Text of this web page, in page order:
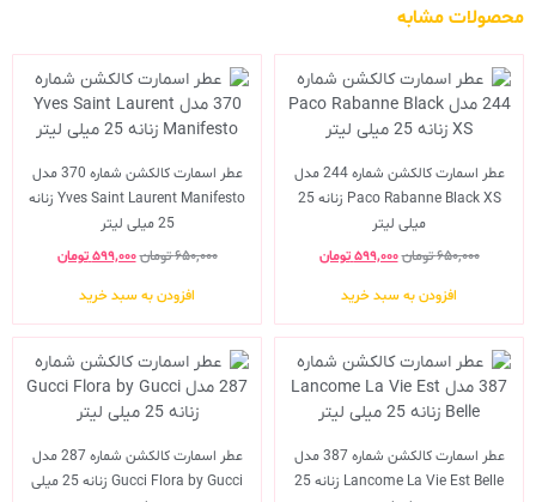
محصولات مشابه
عطر اسمارت کالکشن شماره 244 مدل
Paco Rabanne Black XS زنانه 25
میلی لیتر
۶۵۰,۰۰۰تومان۵۹۹,۰۰۰ تومان
افزودن به سبد خرید
عطر اسمارت کالکشن شماره 370 مدل
Yves Saint Laurent Manifesto زنانه
25 میلی لیتر
۶۵۰,۰۰۰تومان۵۹۹,۰۰۰ تومان
افزودن به سبد خرید
عطر اسمارت کالکشن شماره 387 مدل
Lancome La Vie Est Belle زنانه 25
عطر اسمارت کالکشن شماره 287 مدل
Gucci Flora by Gucci زنانه 25 میلی